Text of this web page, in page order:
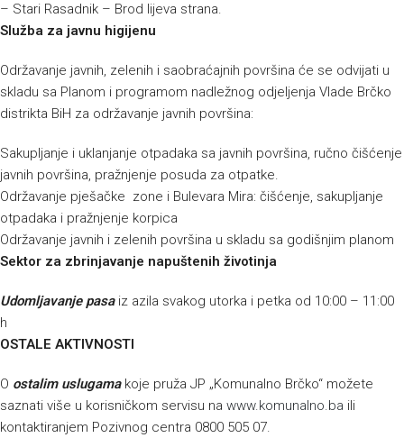
– Stari Rasadnik – Brod lijeva strana.
Služba za javnu higijenu
Održavanje javnih, zelenih i saobraćajnih površina će se odvijati u
skladu sa Planom i programom nadležnog odjeljenja Vlade Brčko
distrikta BiH za održavanje javnih površina:
Sakupljanje i uklanjanje otpadaka sa javnih površina, ručno čišćenje
javnih površina, pražnjenje posuda za otpatke.
Održavanje pješačke zone i Bulevara Mira: čišćenje, sakupljanje
otpadaka i pražnjenje korpica
Održavanje javnih i zelenih površina u skladu sa godišnjim planom
Sektor za zbrinjavanje napuštenih životinja
Udomljavanje pasaiz azila svakog utorka i petka od 10:00 – 11:00
h
OSTALE AKTIVNOSTI
O ostalim uslugamakoje pruža JP „Komunalno Brčko“ možete
saznati više u korisničkom servisu na www.komunalno.ba ili
kontaktiranjem Pozivnog centra 0800 505 07.